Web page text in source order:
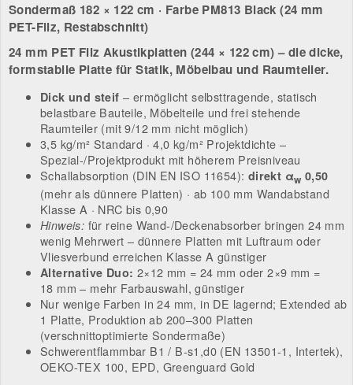
Sondermaß 182 × 122 cm · Farbe PM813 Black (24 mm
PET-Filz, Restabschnitt)
24 mm PET Filz Akustikplatten (244 × 122 cm) – die dicke,
formstabile Platte für Statik, Möbelbau und Raumteiler.
Dick und steif – ermöglicht selbsttragende, statisch
belastbare Bauteile, Möbelteile und frei stehende
Raumteiler (mit 9/12 mm nicht möglich)
3,5 kg/m² Standard · 4,0 kg/m² Projektdichte –
Spezial-/Projektprodukt mit höherem Preisniveau
Schallabsorption (DIN EN ISO 11654): direkt αw 0,50
(mehr als dünnere Platten) · ab 100 mm Wandabstand
Klasse A · NRC bis 0,90
Hinweis: für reine Wand-/Deckenabsorber bringen 24 mm
wenig Mehrwert – dünnere Platten mit Luftraum oder
Vliesverbund erreichen Klasse A günstiger
Alternative Duo: 2×12 mm = 24 mm oder 2×9 mm =
18 mm – mehr Farbauswahl, günstiger
Nur wenige Farben in 24 mm, in DE lagernd; Extended ab
1 Platte, Produktion ab 200–300 Platten
(verschnittoptimierte Sondermaße)
Schwerentflammbar B1 / B-s1,d0 (EN 13501-1, Intertek),
OEKO-TEX 100, EPD, Greenguard Gold